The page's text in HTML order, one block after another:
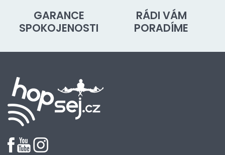
GARANCE
SPOKOJENOSTI
RÁDI VÁM
PORADÍME